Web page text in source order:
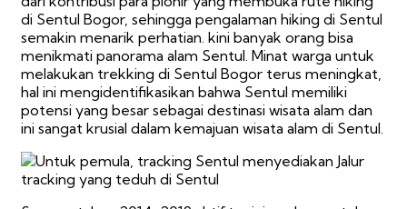
di Sentul Bogor, sehingga pengalaman hiking di Sentul
semakin menarik perhatian. kini banyak orang bisa
menikmati panorama alam Sentul. Minat warga untuk
melakukan trekking di Sentul Bogor terus meningkat,
hal ini mengidentifikasikan bahwa Sentul memiliki
potensi yang besar sebagai destinasi wisata alam dan
ini sangat krusial dalam kemajuan wisata alam di Sentul.